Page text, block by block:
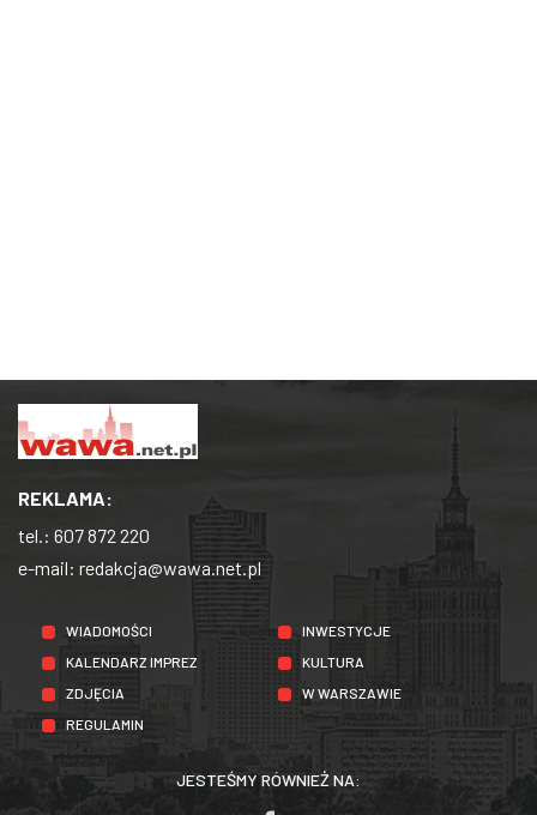
REKLAMA:
tel.: 607 872 220
e-mail: redakcja@wawa.net.pl
WIADOMOŚCI
INWESTYCJE
KALENDARZ IMPREZ
KULTURA
ZDJĘCIA
W WARSZAWIE
REGULAMIN
JESTEŚMY RÓWNIEŻ NA: